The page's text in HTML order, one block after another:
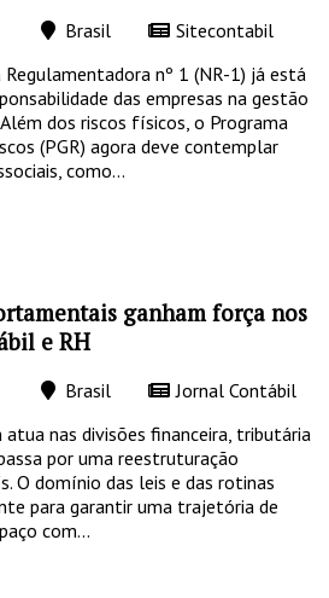
Brasil
Sitecontabil
nº 1 (NR-1) já está
das empresas na gestão
dos riscos físicos, o Programa
(PGR) agora deve contemplar
como...
ganham força nos
e RH
Brasil
Jornal Contábil
nas divisões financeira, tributária
por uma reestruturação
O domínio das leis e das rotinas
para garantir uma trajetória de
com...